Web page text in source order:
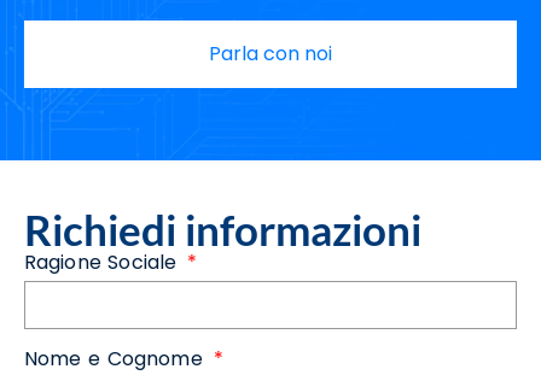
Parla con noi
Richiedi informazioni
Ragione Sociale
Nome e Cognome